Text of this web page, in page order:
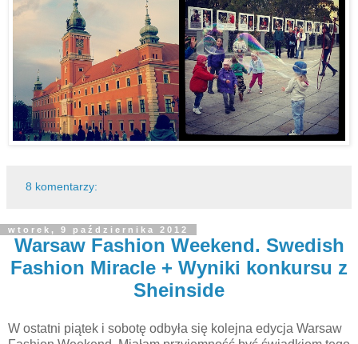
8 komentarzy:
wtorek, 9 października 2012
Warsaw Fashion Weekend. Swedish
Fashion Miracle + Wyniki konkursu z
Sheinside
W ostatni piątek i sobotę odbyła się kolejna edycja Warsaw